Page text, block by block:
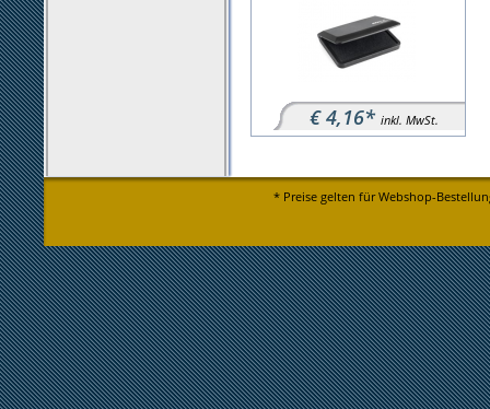
€ 4,16* inkl. MwSt.
* Preise gelten für Webshop-